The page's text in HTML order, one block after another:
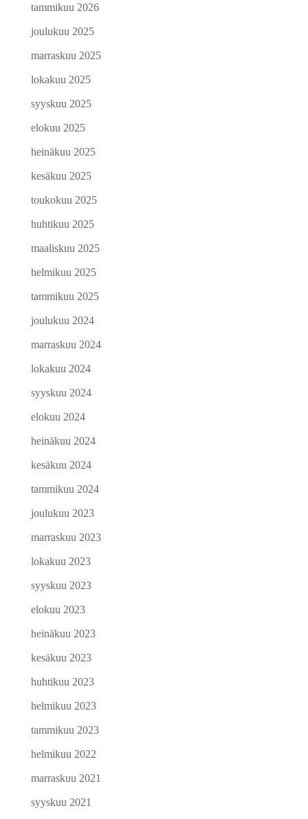
tammikuu 2026
joulukuu 2025
marraskuu 2025
lokakuu 2025
syyskuu 2025
elokuu 2025
heinäkuu 2025
kesäkuu 2025
toukokuu 2025
huhtikuu 2025
maaliskuu 2025
helmikuu 2025
tammikuu 2025
joulukuu 2024
marraskuu 2024
lokakuu 2024
syyskuu 2024
elokuu 2024
heinäkuu 2024
kesäkuu 2024
tammikuu 2024
joulukuu 2023
marraskuu 2023
lokakuu 2023
syyskuu 2023
elokuu 2023
heinäkuu 2023
kesäkuu 2023
huhtikuu 2023
helmikuu 2023
tammikuu 2023
helmikuu 2022
marraskuu 2021
syyskuu 2021